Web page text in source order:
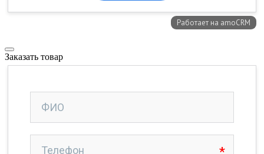
Заказать товар